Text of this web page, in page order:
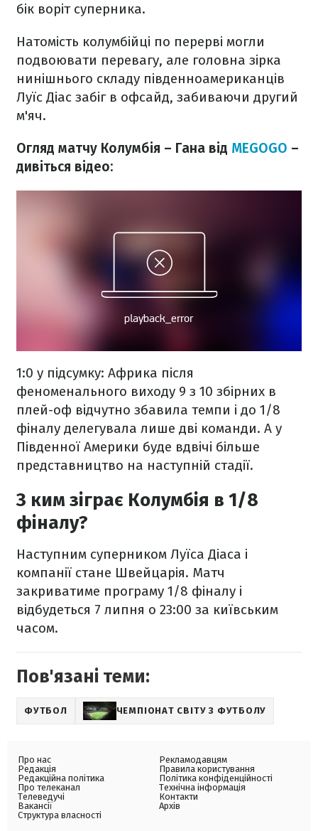
бік воріт суперника.
Натомість колумбійці по перерві могли
подвоювати перевагу, але головна зірка
нинішнього складу південноамериканців
Луїс Діас забіг в офсайд, забиваючи другий
м'яч.
Огляд матчу Колумбія – Гана від MEGOGO –
дивіться відео:
1:0 у підсумку: Африка після
феноменального виходу 9 з 10 збірних в
плей-оф відчутно збавила темпи і до 1/8
фіналу делегувала лише дві команди. А у
Південної Америки буде вдвічі більше
представництво на наступній стадії.
З ким зіграє Колумбія в 1/8
фіналу?
Наступним суперником Луїса Діаса і
компанії стане Швейцарія. Матч
закриватиме програму 1/8 фіналу і
відбудеться 7 липня о 23:00 за київським
часом.
Пов'язані теми:
ФУТБОЛ ЧЕМПІОНАТ СВІТУ З ФУТБОЛУ
Про нас
Редакція
Редакційна політика
Про телеканал
Телеведучі
Вакансії
Структура власності
Рекламодавцям
Правила користування
Політика конфіденційності
Технічна інформація
Контакти
Архів